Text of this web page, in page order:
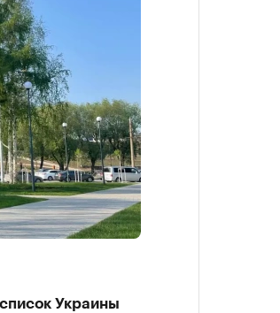
Украины